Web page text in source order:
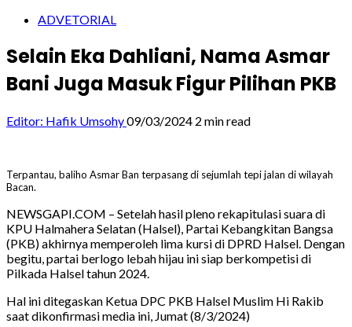
ADVETORIAL
Selain Eka Dahliani, Nama Asmar
Bani Juga Masuk Figur Pilihan PKB
Editor: Hafik Umsohy09/03/2024 2 min read
Terpantau, baliho Asmar Ban terpasang di sejumlah tepi jalan di wilayah
Bacan.
NEWSGAPI.COM – Setelah hasil pleno rekapitulasi suara di
KPU Halmahera Selatan (Halsel), Partai Kebangkitan Bangsa
(PKB) akhirnya memperoleh lima kursi di DPRD Halsel. Dengan
begitu, partai berlogo lebah hijau ini siap berkompetisi di
Pilkada Halsel tahun 2024.
Hal ini ditegaskan Ketua DPC PKB Halsel Muslim Hi Rakib
saat dikonfirmasi media ini, Jumat (8/3/2024)